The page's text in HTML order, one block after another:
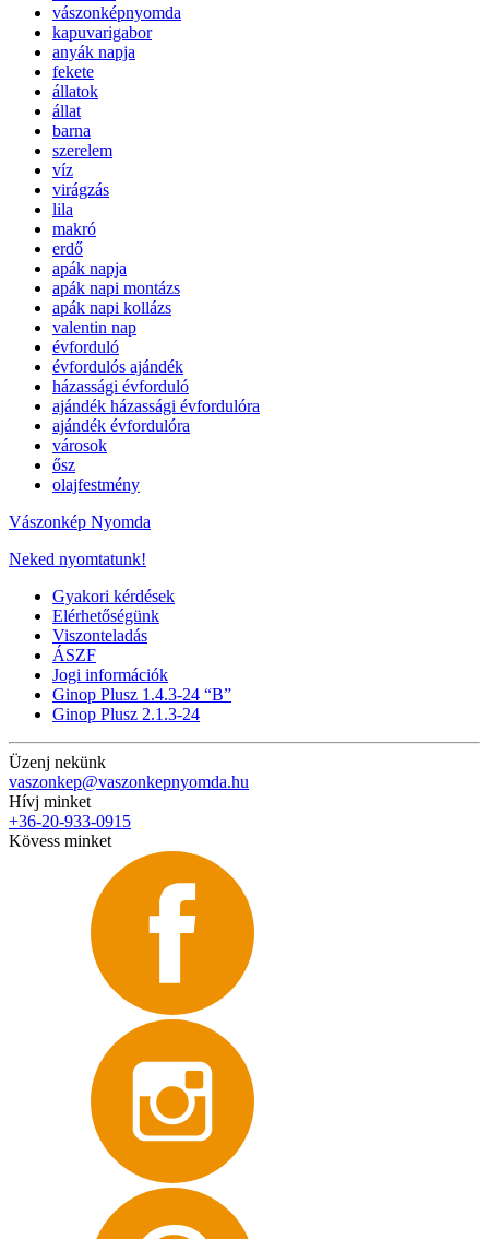
vászonképnyomda
kapuvarigabor
anyák napja
fekete
állatok
állat
barna
szerelem
víz
virágzás
lila
makró
erdő
apák napja
apák napi montázs
apák napi kollázs
valentin nap
évforduló
évfordulós ajándék
házassági évforduló
ajándék házassági évfordulóra
ajándék évfordulóra
városok
ősz
olajfestmény
Vászonkép Nyomda
Neked nyomtatunk!
Gyakori kérdések
Elérhetőségünk
Viszonteladás
ÁSZF
Jogi információk
Ginop Plusz 1.4.3-24 “B”
Ginop Plusz 2.1.3-24
Üzenj nekünk
vaszonkep@vaszonkepnyomda.hu
Hívj minket
+36-20-933-0915
Kövess minket